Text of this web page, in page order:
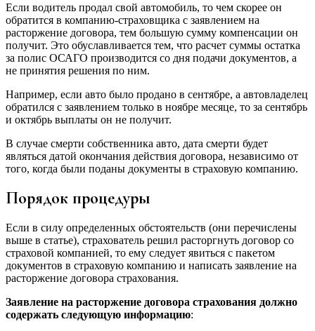
Если водитель продал свой автомобиль, то чем скорее он
обратится в компанию-страховщика с заявлением на
расторжение договора, тем большую сумму компенсации он
получит. Это обуславливается тем, что расчет суммы остатка
за полис ОСАГО производится со дня подачи документов, а
не принятия решения по ним.
Например, если авто было продано в сентябре, а автовладелец
обратился с заявлением только в ноябре месяце, то за сентябрь
и октябрь выплаты он не получит.
В случае смерти собственника авто, дата смерти будет
являться датой окончания действия договора, независимо от
того, когда были поданы документы в страховую компанию.
Порядок процедуры
Если в силу определенных обстоятельств (они перечислены
выше в статье), страхователь решил расторгнуть договор со
страховой компанией, то ему следует явиться с пакетом
документов в страховую компанию и написать заявление на
расторжение договора страхования.
Заявление на расторжение договора страхования должно
содержать следующую информацию: